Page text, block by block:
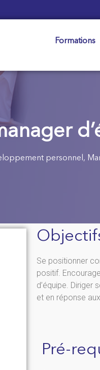
Formations
personnel,
Se positionner
positif.
d’équipe. Diriger
et en réponse
Pré-